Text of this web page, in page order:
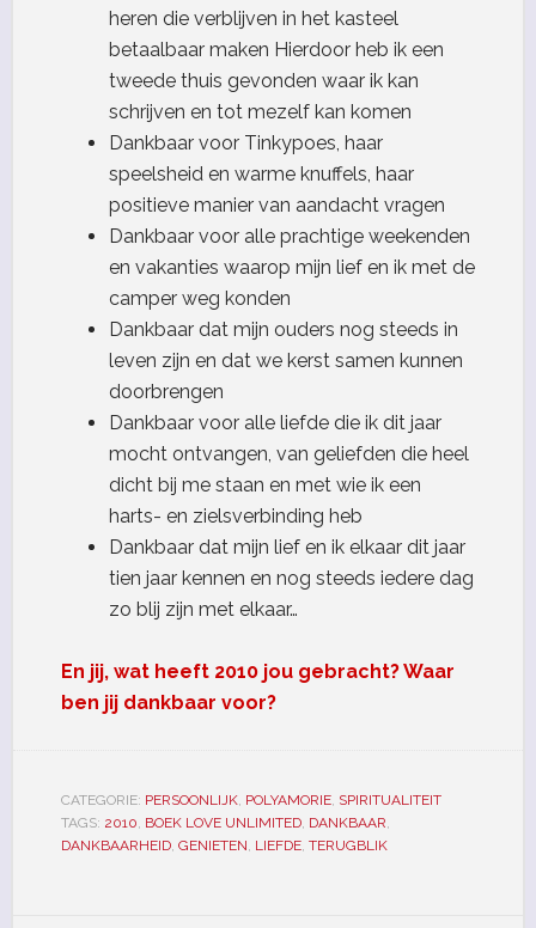
heren die verblijven in het kasteel
betaalbaar maken Hierdoor heb ik een
tweede thuis gevonden waar ik kan
schrijven en tot mezelf kan komen
Dankbaar voor Tinkypoes, haar
speelsheid en warme knuffels, haar
positieve manier van aandacht vragen
Dankbaar voor alle prachtige weekenden
en vakanties waarop mijn lief en ik met de
camper weg konden
Dankbaar dat mijn ouders nog steeds in
leven zijn en dat we kerst samen kunnen
doorbrengen
Dankbaar voor alle liefde die ik dit jaar
mocht ontvangen, van geliefden die heel
dicht bij me staan en met wie ik een
harts- en zielsverbinding heb
Dankbaar dat mijn lief en ik elkaar dit jaar
tien jaar kennen en nog steeds iedere dag
zo blij zijn met elkaar…
En jij, wat heeft 2010 jou gebracht? Waar
ben jij dankbaar voor?
CATEGORIE: PERSOONLIJK, POLYAMORIE, SPIRITUALITEIT
TAGS: 2010, BOEK LOVE UNLIMITED, DANKBAAR,
DANKBAARHEID, GENIETEN, LIEFDE, TERUGBLIK